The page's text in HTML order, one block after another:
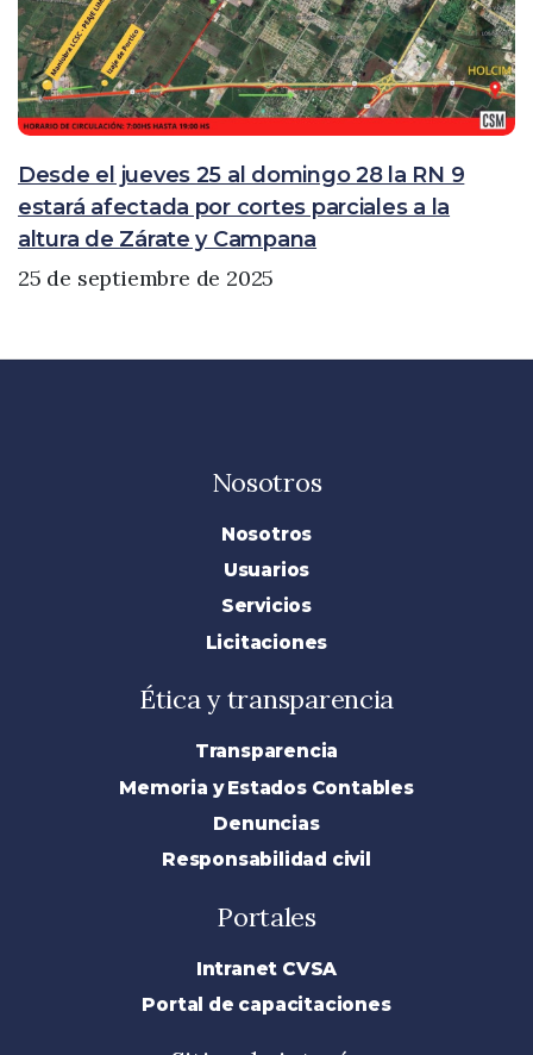
Desde el jueves 25 al domingo 28 la RN 9
estará afectada por cortes parciales a la
altura de Zárate y Campana
25 de septiembre de 2025
Nosotros
Nosotros
Usuarios
Servicios
Licitaciones
Ética y transparencia
Transparencia
Memoria y Estados Contables
Denuncias
Responsabilidad civil
Portales
Intranet CVSA
Portal de capacitaciones